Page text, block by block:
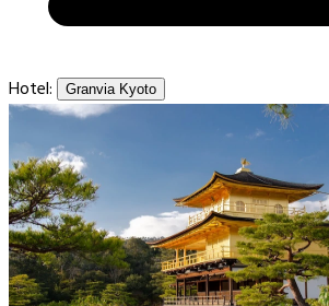
Hotel: Granvia Kyoto